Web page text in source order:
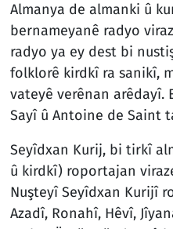
Almanya de almanki û
bernameyanê radyo
radyo ya ey dest bi
folklorê kirdkî ra sanikî,
vateyê verênan arêdayî.
Sayî û Antoine de Saint
Seyîdxan Kurij, bi tirkî
û kirdkî) roportajan
Nuşteyî Seyîdxan Kurijî
Azadî, Ronahî, Hêvî,